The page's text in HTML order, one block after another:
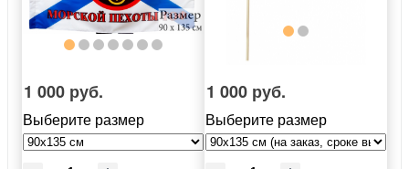
1 000 руб.
Выберите размер
1 000 руб.
Выберите размер